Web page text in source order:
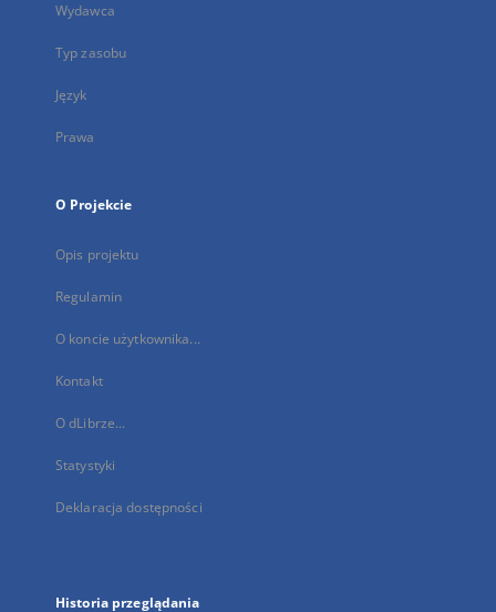
Wydawca
Typ zasobu
Język
Prawa
O Projekcie
Opis projektu
Regulamin
O koncie użytkownika...
Kontakt
O dLibrze...
Statystyki
Deklaracja dostępności
Historia przeglądania